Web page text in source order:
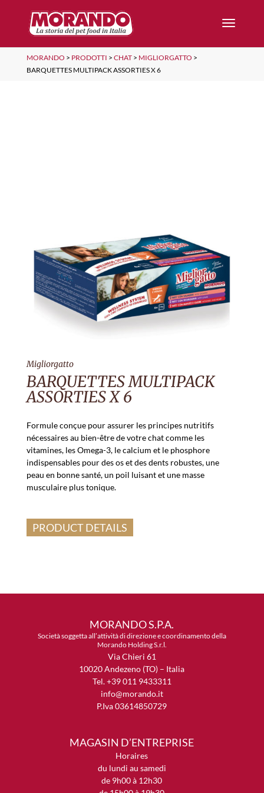
MORANDO > PRODOTTI > CHAT> MIGLIORGATTO >
BARQUETTES MULTIPACK ASSORTIES X 6
Migliorgatto
BARQUETTES MULTIPACK
ASSORTIES X 6
Formule conçue pour assurer les principes nutritifs
nécessaires au bien-être de votre chat comme les
vitamines, les Omega-3, le calcium et le phosphore
indispensables pour des os et des dents robustes, une
peau en bonne santé, un poil luisant et une masse
musculaire plus tonique.
PRODUCT DETAILS
MORANDO S.P.A.
Società soggetta all’attività di direzione e coordinamento della
Morando Holding S.r.l.
Via Chieri 61
10020 Andezeno (TO) – Italia
Tel. +39 011 9433311
info@morando.it
P.Iva 03614850729
MAGASIN D’ENTREPRISE
Horaires
du lundi au samedi
de 9h00 à 12h30